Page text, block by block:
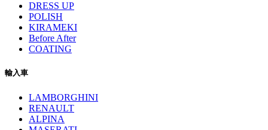
DRESS UP
POLISH
KIRAMEKI
Before After
COATING
輸入車
LAMBORGHINI
RENAULT
ALPINA